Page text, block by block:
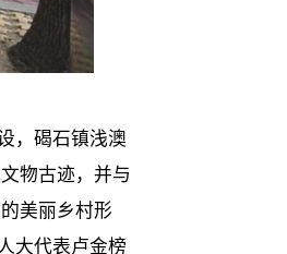
，碣石镇浅澳
物古迹，并与
美丽乡村形
大代表卢金榜